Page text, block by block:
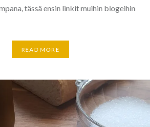
tässä ensin linkit muihin blogeihin
READ MORE